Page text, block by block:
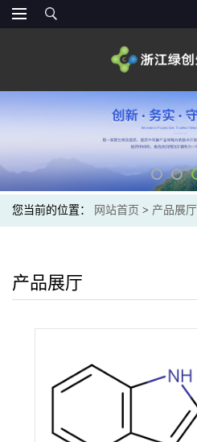
您当前的位置： 网站首页 > 产品展厅
产品展厅